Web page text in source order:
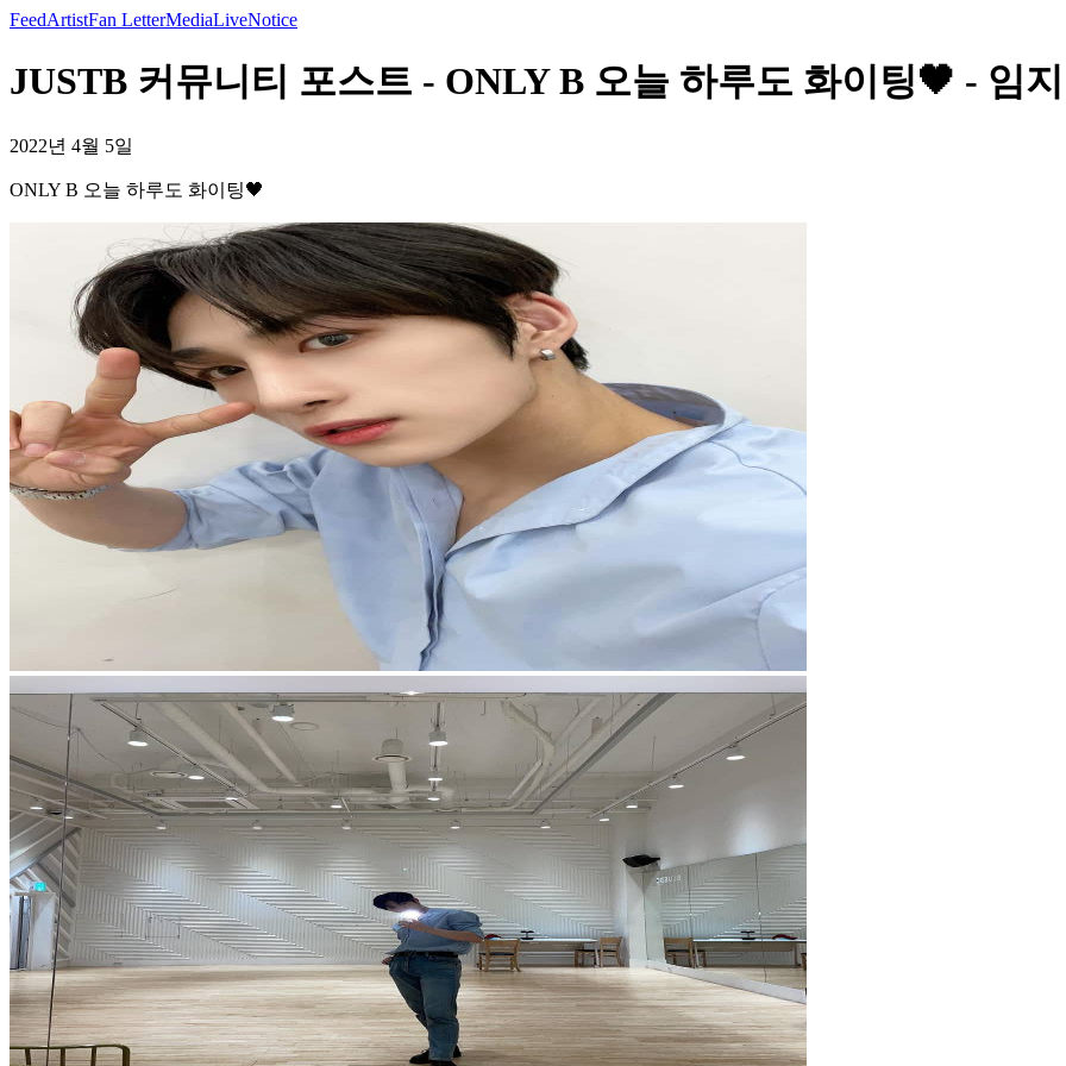
FeedArtistFan LetterMediaLiveNotice
JUSTB 커뮤니티 포스트 - ONLY B 오늘 하루도 화이팅🖤 - 임
2022년 4월 5일
ONLY B 오늘 하루도 화이팅🖤